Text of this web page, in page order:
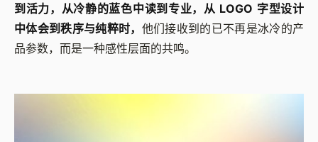
到活力，从冷静的蓝色中读到专业，从 LOGO 字型设计
中体会到秩序与纯粹时， 他们接收到的已不再是冰冷的产
品参数，而是一种感性层面的共鸣。